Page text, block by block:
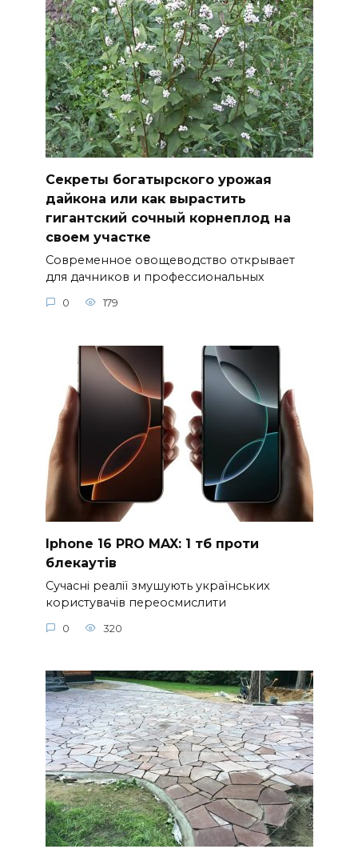
Секреты богатырского урожая
дайкона или как вырастить
гигантский сочный корнеплод на
своем участке
Современное овощеводство открывает
для дачников и профессиональных
0 179
Iphone 16 PRO MAX: 1 тб проти
блекаутів
Сучасні реалії змушують українських
користувачів переосмислити
0 320